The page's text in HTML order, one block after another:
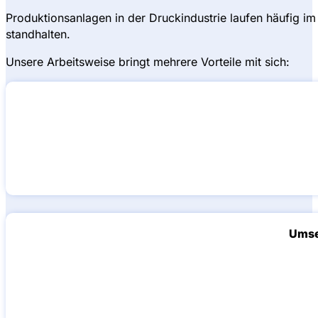
Produktionsanlagen in der Druckindustrie laufen häufig
standhalten.
Unsere Arbeitsweise bringt mehrere Vorteile mit sich: